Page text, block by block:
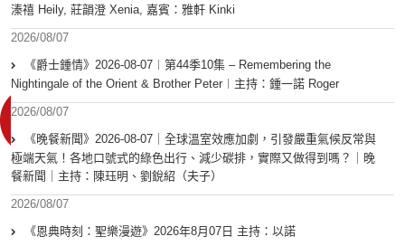
溱禧 Heily, 莊韻澄 Xenia, 嘉賓：雅軒 Kinki
2026/08/07
《爵士鍾情》2026-08-07︱第44季10集 – Remembering the
Nightingale of the Orient & Brother Peter︱主持：鍾一諾 Roger
2026/08/07
《晚餐新聞》2026-08-07｜全球溫室效應加劇，引發嚴重氣候反常與
極端天氣！各地口號式的綠色出行、減少碳排，實際又做得到嗎？｜晚
餐新聞｜主持：陳珏明、劉銳紹（夫子）
2026/08/07
《恩典時刻：聖樂漫遊》2026年8月07日 主持：以諾